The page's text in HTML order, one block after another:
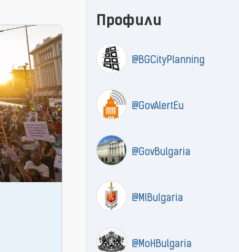
Профили
@BGCityPlanning
@GovAlertEu
@GovBulgaria
@MIBulgaria
@MoHBulgaria